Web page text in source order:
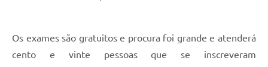
Os exames são gratuitos e procura foi grande e atenderá
cento e vinte pessoas que se inscreveram